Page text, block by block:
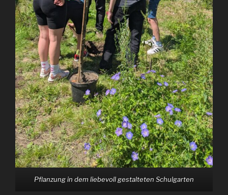
Pflanzung in dem liebevoll gestalteten Schulgarten